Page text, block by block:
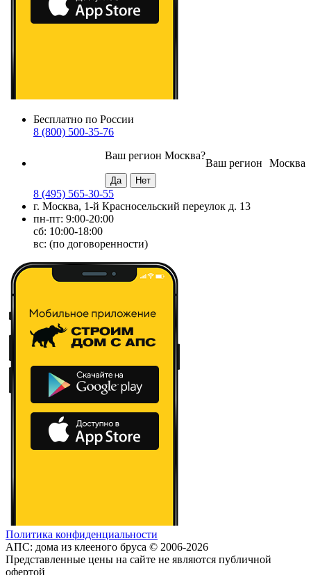
Бесплатно по России
8 (800) 500-35-76
Москва
Ваш регион
Ваш регион Москва?
8 (495) 565-30-55
г. Москва, 1-й Красносельский переулок д. 13
пн-пт: 9:00-20:00
сб: 10:00-18:00
вс: (по договоренности)
Политика конфиденциальности
АПС: дома из клееного бруса © 2006-2026
Представленные цены на сайте не являются публичной
офертой